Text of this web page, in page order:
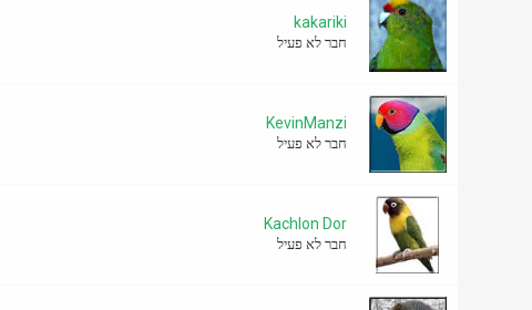
kakariki
חבר לא פעיל
KevinManzi
חבר לא פעיל
Kachlon Dor
חבר לא פעיל